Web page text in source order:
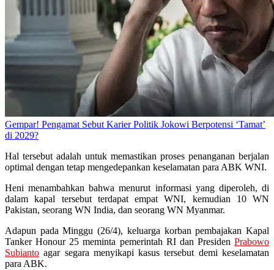
Gempar! Pengamat Sebut Karier Politik Jokowi Berpotensi ‘Tamat’
di 2029?
Hal tersebut adalah untuk memastikan proses penanganan berjalan
optimal dengan tetap mengedepankan keselamatan para ABK WNI.
Heni menambahkan bahwa menurut informasi yang diperoleh, di
dalam kapal tersebut terdapat empat WNI, kemudian 10 WN
Pakistan, seorang WN India, dan seorang WN Myanmar.
Adapun pada Minggu (26/4), keluarga korban pembajakan Kapal
Tanker Honour 25 meminta pemerintah RI dan Presiden Prabowo
Subianto agar segara menyikapi kasus tersebut demi keselamatan
para ABK.